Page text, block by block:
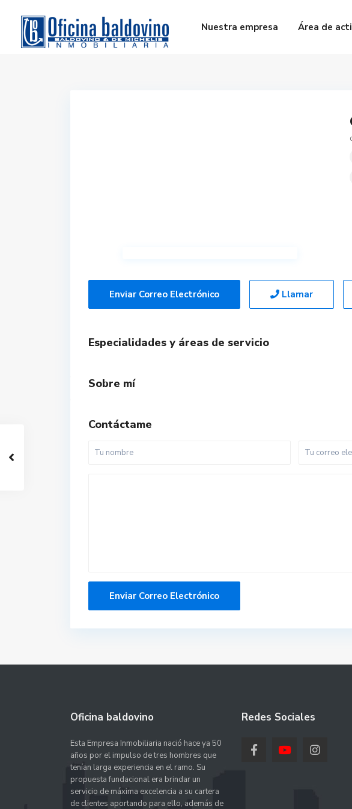
Nuestra empresa Área de
Enviar Correo Electrónico Llamar
Especialidades y áreas de servicio
Sobre mí
Contáctame
Oficina baldovino
Esta Empresa Inmobiliaria nació hace ya 50
años por el impulso de tres hombres que
tenían larga experiencia en el ramo. Su
propuesta fundacional era brindar un
servicio de máxima excelencia a su cartera
de clientes aportando para ello, además de
Redes Sociales